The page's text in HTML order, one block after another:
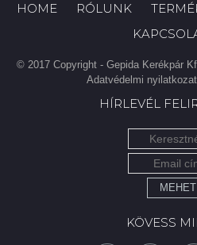
HOME RÓLUNK
© 2017 Copyright - Gepida Kerékpár
Adatvédelmi nyilatkozat
HÍRLEVÉL
MEHET
KÖVESS